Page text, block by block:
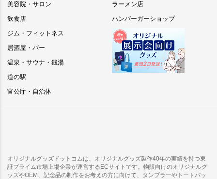
美容院・サロン
飲食店
ジム・フィットネス
居酒屋・バー
温泉・サウナ・銭湯
道の駅
官公庁・自治体
ラーメン店
ハンバーガーショップ
オリジナルグッズドットコムは、オリジナルグッズ製作40年の実績を持つ東
証プライム市場上場企業が運営するECサイトです。物販向けのオリジナルグ
ッズやOEM、記念品の制作をお考えの方に向けて、タンブラーやトートバッ